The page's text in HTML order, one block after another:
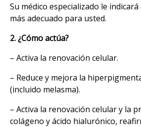
Su médico especializado le
más adecuado para usted.
2. ¿Cómo actúa?
– Activa la renovación celular.
– Reduce y mejora la
(incluido melasma).
– Activa la renovación celular y la
colágeno y ácido hialurónico,